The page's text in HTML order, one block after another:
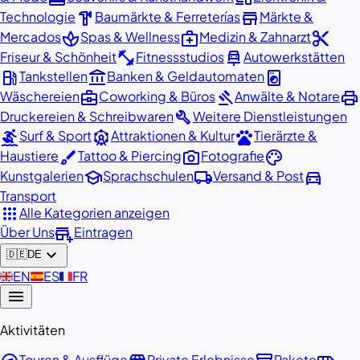
Technologie hardware Baumärkte & FerreteríasstoreMärkte &
MercadosspaSpas & Wellnessmedical_servicesMedizin & Zahnarztcontent_cut
Friseur & Schönheitfitness_centerFitnessstudioscar_repairAutowerkstätten
local_gas_stationTankstellenaccount_balanceBanken & Geldautomatenlocal_laundry_service
Wäschereienbusiness_centerCoworking & BürosgavelAnwälte & Notareprint
Druckereien & SchreibwarenbuildWeitere Dienstleistungen
surfingSurf & SportattractionsAttraktionen & KulturpetsTierärzte &
HaustierebrushTattoo & Piercingphoto_cameraFotografiepalette
KunstgalerienschoolSprachschulenlocal_shippingVersand & Postdirections_car
Transport
appsAlle Kategorien anzeigen
Über Unsadd_businessEintragen
🇩🇪DE expand_more
🇬🇧EN🇪🇸ES🇫🇷FR
menu
Aktivitäten